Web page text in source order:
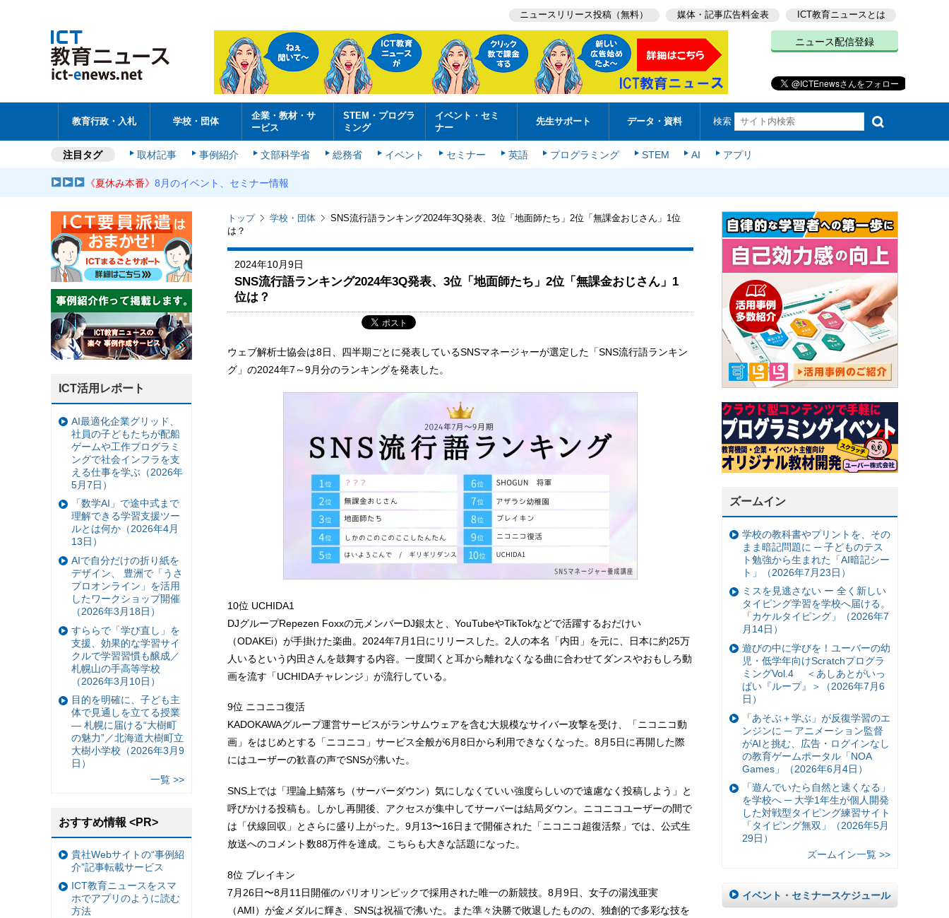
ニュースリリース投稿（無料） 媒体・記事広告料金表 ICT教育ニュースとは
ニュース配信登録
教育行政・入札 学校・団体
企業・教材・サ
ービス
STEM・プログラ
ミング
イベント・セミ
ナー
先生サポート データ・資料 検索
注目タグ 取材記事 事例紹介 文部科学省 総務省 イベント セミナー 英語 プログラミング STEM AI アプリ
《夏休み本番》8月のイベント、セミナー情報
トップ 学校・団体
SNS流行語ランキング2024年3Q発表、3位「地面師たち」2位「無課金おじさん」1位
は？
2024年10月9日
SNS流行語ランキング2024年3Q発表、3位「地面師たち」2位「無課金おじさん」1
位は？
ウェブ解析士協会は8日、四半期ごとに発表しているSNSマネージャーが選定した「SNS流行語ランキン
グ」の2024年7～9月分のランキングを発表した。
10位 UCHIDA1
DJグループRepezen Foxxの元メンバーDJ銀太と、YouTubeやTikTokなどで活躍するおだけい
（ODAKEi）が手掛けた楽曲。2024年7月1日にリリースした。2人の本名「内田」を元に、日本に約25万
人いるという内田さんを鼓舞する内容。一度聞くと耳から離れなくなる曲に合わせてダンスやおもしろ動
画を流す「UCHIDAチャレンジ」が流行している。
9位 ニコニコ復活
KADOKAWAグループ運営サービスがランサムウェアを含む大規模なサイバー攻撃を受け、「ニコニコ動
画」をはじめとする「ニコニコ」サービス全般が6月8日から利用できなくなった。8月5日に再開した際
にはユーザーの歓喜の声でSNSが沸いた。
SNS上では「理論上鯖落ち（サーバーダウン）気にしなくていい強度らしいので遠慮なく投稿しよう」と
呼びかける投稿も。しかし再開後、アクセスが集中してサーバーは結局ダウン。ニコニコユーザーの間で
は「伏線回収」とさらに盛り上がった。9月13〜16日まで開催された「ニコニコ超復活祭」では、公式生
放送へのコメント数88万件を達成。こちらも大きな話題になった。
8位 ブレイキン
7月26日〜8月11日開催のパリオリンピックで採用された唯一の新競技。8月9日、女子の湯浅亜実
（AMI）が金メダルに輝き、SNSは祝福で沸いた。また準々決勝で敗退したものの、独創的で多彩な技を
ズームイン
学校の教科書やプリントを、その
まま暗記問題に ─ 子どものテス
ト勉強から生まれた「AI暗記シー
ト」（2026年7月23日）
ミスを見逃さない ー 全く新しい
タイピング学習を学校へ届ける。
「カケルタイピング」（2026年7
月14日）
遊びの中に学びを！ユーバーの幼
児・低学年向けScratchプログラ
ミングVol.4 ＜あしあとがいっ
ぱい『ループ』＞（2026年7月6
日）
「あそぶ＋学ぶ」が反復学習のエ
ンジンに ─ アニメーション監督
がAIと挑む、広告・ログインなし
の教育ゲームポータル「NOA
Games」（2026年6月4日）
「遊んでいたら自然と速くなる」
を学校へ ─ 大学1年生が個人開発
した対戦型タイピング練習サイト
「タイピング無双」（2026年5月
29日）
ズームイン一覧 >>
イベント・セミナースケジュール
ICT活用レポート
AI最適化企業グリッド、
社員の子どもたちが配船
ゲームや工作プログラミ
ングで社会インフラを支
える仕事を学ぶ（2026年
5月7日）
「数学AI」で途中式まで
理解できる学習支援ツー
ルとは何か（2026年4月
13日）
AIで自分だけの折り紙を
デザイン、 豊洲で「うさ
プロオンライン」を活用
したワークショップ開催
（2026年3月18日）
すららで「学び直し」を
支援、効果的な学習サイ
クルで学習習慣も醸成／
札幌山の手高等学校
（2026年3月10日）
目的を明確に、子ども主
体で見通しを立てる授業
— 札幌に届ける“大樹町
の魅力”／北海道大樹町立
大樹小学校（2026年3月9
日）
一覧 >>
おすすめ情報 <PR>
貴社Webサイトの“事例紹
介”記事転載サービス
ICT教育ニュースをスマ
ホでアプリのように読む
方法